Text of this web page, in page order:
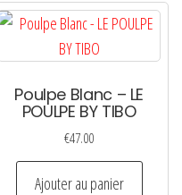
Poulpe Blanc – LE
POULPE BY TIBO
€47.00
Ajouter au panier